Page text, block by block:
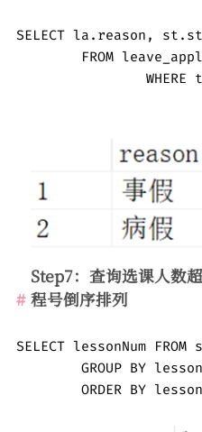
SELECT la.reason,
Step7：查询选课人数
程号倒序排列
SELECT lessonNum
ORDER BY